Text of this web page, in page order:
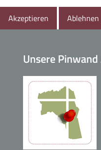
Unsere Pinwand
Akzeptieren
Ablehnen
HoffnungsKids